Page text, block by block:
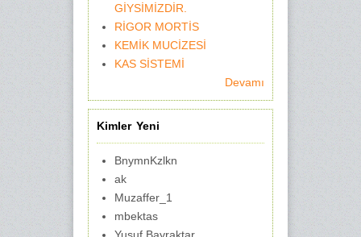
GİYSİMİZDİR.
RİGOR MORTİS
KEMİK MUCİZESİ
KAS SİSTEMİ
Devamı
Kimler Yeni
BnymnKzlkn
ak
Muzaffer_1
mbektas